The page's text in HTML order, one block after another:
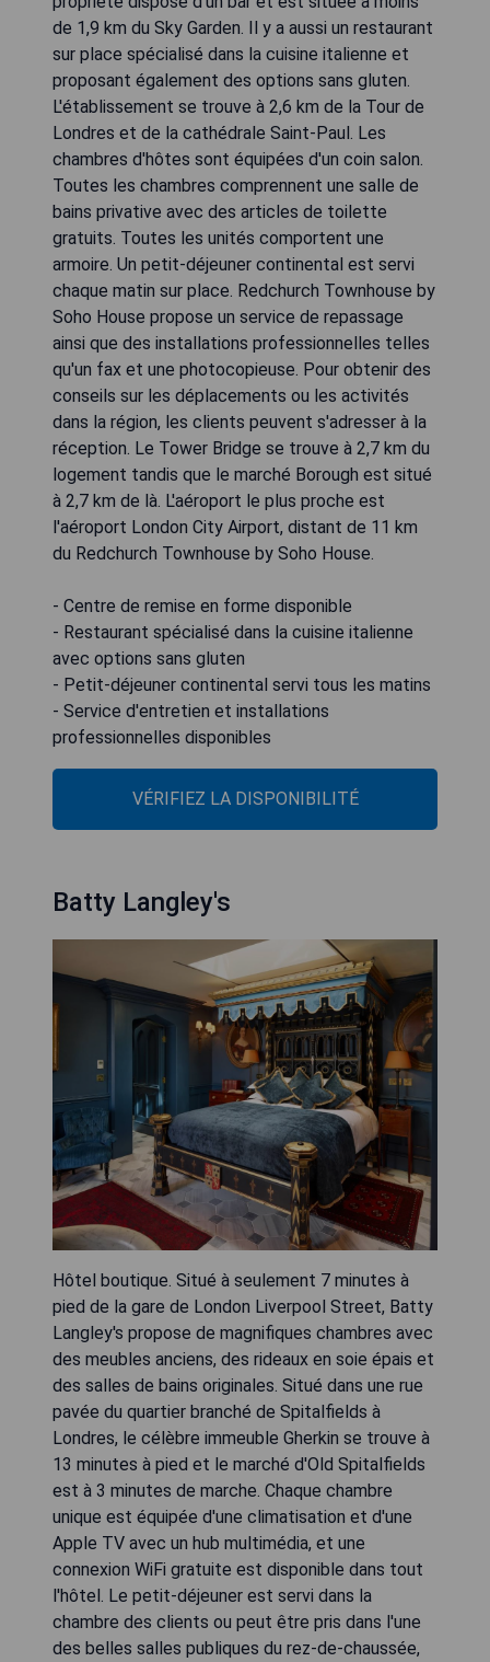
de 1,9 km du Sky Garden. Il y a aussi un restaurant
sur place spécialisé dans la cuisine italienne et
proposant également des options sans gluten.
L'établissement se trouve à 2,6 km de la Tour de
Londres et de la cathédrale Saint-Paul. Les
chambres d'hôtes sont équipées d'un coin salon.
Toutes les chambres comprennent une salle de
bains privative avec des articles de toilette
gratuits. Toutes les unités comportent une
armoire. Un petit-déjeuner continental est servi
chaque matin sur place. Redchurch Townhouse by
Soho House propose un service de repassage
ainsi que des installations professionnelles telles
qu'un fax et une photocopieuse. Pour obtenir des
conseils sur les déplacements ou les activités
dans la région, les clients peuvent s'adresser à la
réception. Le Tower Bridge se trouve à 2,7 km du
logement tandis que le marché Borough est situé
à 2,7 km de là. L'aéroport le plus proche est
l'aéroport London City Airport, distant de 11 km
du Redchurch Townhouse by Soho House.
- Centre de remise en forme disponible
- Restaurant spécialisé dans la cuisine italienne
avec options sans gluten
- Petit-déjeuner continental servi tous les matins
- Service d'entretien et installations
professionnelles disponibles
VÉRIFIEZ LA DISPONIBILITÉ
Batty Langley's
Hôtel boutique. Situé à seulement 7 minutes à
pied de la gare de London Liverpool Street, Batty
Langley's propose de magnifiques chambres avec
des meubles anciens, des rideaux en soie épais et
des salles de bains originales. Situé dans une rue
pavée du quartier branché de Spitalfields à
Londres, le célèbre immeuble Gherkin se trouve à
13 minutes à pied et le marché d'Old Spitalfields
est à 3 minutes de marche. Chaque chambre
unique est équipée d'une climatisation et d'une
Apple TV avec un hub multimédia, et une
connexion WiFi gratuite est disponible dans tout
l'hôtel. Le petit-déjeuner est servi dans la
chambre des clients ou peut être pris dans l'une
des belles salles publiques du rez-de-chaussée,